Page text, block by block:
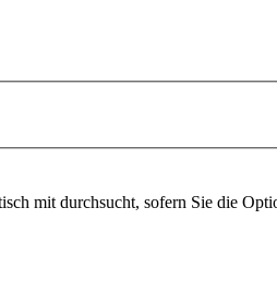
mit durchsucht, sofern Sie die